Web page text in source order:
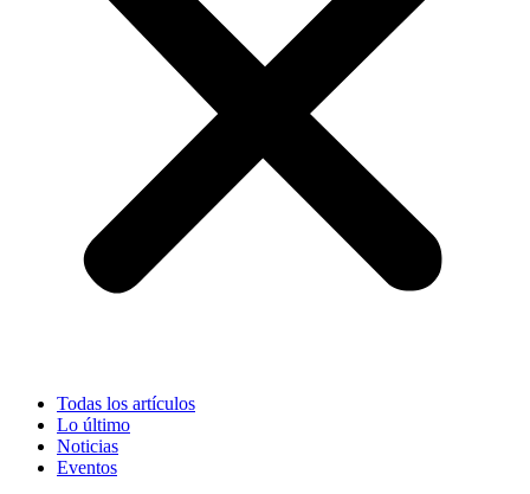
Todas los artículos
Lo último
Noticias
Eventos